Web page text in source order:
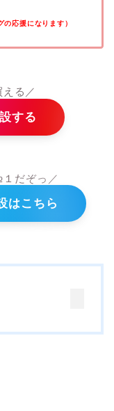
の応援になります）
る／
する
だぞっ／
はこちら